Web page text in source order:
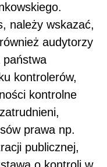
należy wskazać,
audytorzy
państwa
kontrolerów,
kontrolne
prawa np.
publicznej,